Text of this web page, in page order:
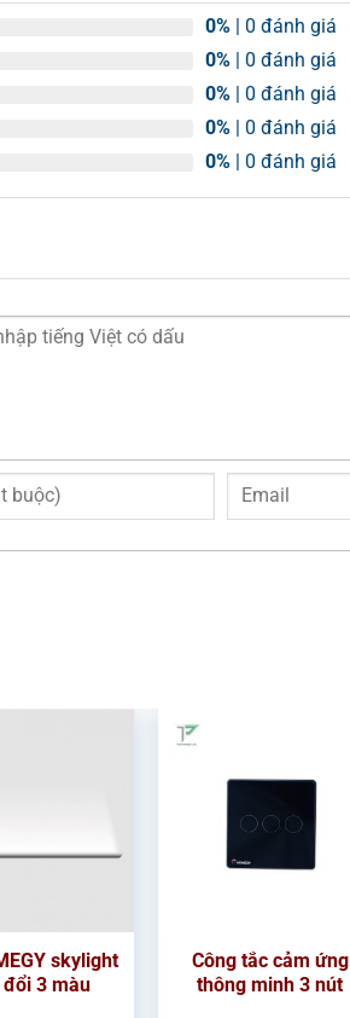
0% | 0 đánh giá
0% | 0 đánh giá
0% | 0 đánh giá
0% | 0 đánh giá
0% | 0 đánh giá
skylight
3 màu
Công tắc cảm ứng
thông minh 3 nút